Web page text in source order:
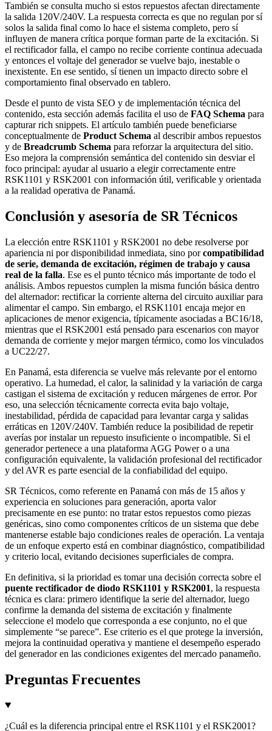
También se consulta mucho si estos repuestos afectan directamente
la salida 120V/240V. La respuesta correcta es que no regulan por sí
solos la salida final como lo hace el sistema completo, pero sí
influyen de manera crítica porque forman parte de la excitación. Si
el rectificador falla, el campo no recibe corriente continua adecuada
y entonces el voltaje del generador se vuelve bajo, inestable o
inexistente. En ese sentido, sí tienen un impacto directo sobre el
comportamiento final observado en tablero.
Desde el punto de vista SEO y de implementación técnica del
contenido, esta sección además facilita el uso de FAQ Schema para
capturar rich snippets. El artículo también puede beneficiarse
conceptualmente de Product Schema al describir ambos repuestos
y de Breadcrumb Schema para reforzar la arquitectura del sitio.
Eso mejora la comprensión semántica del contenido sin desviar el
foco principal: ayudar al usuario a elegir correctamente entre
RSK1101 y RSK2001 con información útil, verificable y orientada
a la realidad operativa de Panamá.
Conclusión y asesoría de SR Técnicos
La elección entre RSK1101 y RSK2001 no debe resolverse por
apariencia ni por disponibilidad inmediata, sino porcompatibilidad
de serie, demanda de excitación, régimen de trabajo y causa
real de la falla. Ese es el punto técnico más importante de todo el
análisis. Ambos repuestos cumplen la misma función básica dentro
del alternador: rectificar la corriente alterna del circuito auxiliar para
alimentar el campo. Sin embargo, el RSK1101 encaja mejor en
aplicaciones de menor exigencia, típicamente asociadas a BC16/18,
mientras que el RSK2001 está pensado para escenarios con mayor
demanda de corriente y mejor margen térmico, como los vinculados
a UC22/27.
En Panamá, esta diferencia se vuelve más relevante por el entorno
operativo. La humedad, el calor, la salinidad y la variación de carga
castigan el sistema de excitación y reducen márgenes de error. Por
eso, una selección técnicamente correcta evita bajo voltaje,
inestabilidad, pérdida de capacidad para levantar carga y salidas
erráticas en 120V/240V. También reduce la posibilidad de repetir
averías por instalar un repuesto insuficiente o incompatible. Si el
generador pertenece a una plataforma AGG Power o a una
configuración equivalente, la validación profesional del rectificador
y del AVR es parte esencial de la confiabilidad del equipo.
SR Técnicos, como referente en Panamá con más de 15 años y
experiencia en soluciones para generación, aporta valor
precisamente en ese punto: no tratar estos repuestos como piezas
genéricas, sino como componentes críticos de un sistema que debe
mantenerse estable bajo condiciones reales de operación. La ventaja
de un enfoque experto está en combinar diagnóstico, compatibilidad
y criterio local, evitando decisiones superficiales de compra.
En definitiva, si la prioridad es tomar una decisión correcta sobre el
puente rectificador de diodo RSK1101 y RSK2001, la respuesta
técnica es clara: primero identifique la serie del alternador, luego
confirme la demanda del sistema de excitación y finalmente
seleccione el modelo que corresponda a ese conjunto, no el que
simplemente “se parece”. Ese criterio es el que protege la inversión,
mejora la continuidad operativa y mantiene el desempeño esperado
del generador en las condiciones exigentes del mercado panameño.
Preguntas Frecuentes
¿Cuál es la diferencia principal entre el RSK1101 y el RSK2001?